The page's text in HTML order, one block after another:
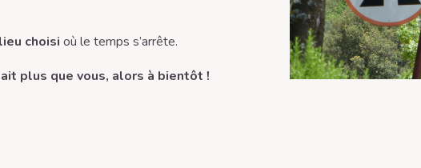
choisi où le temps s’arrête.
plus que vous, alors à bientôt !